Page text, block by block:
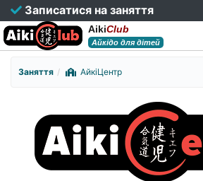
Записатися на заняття
AikiClub
Айкідо для дітей
Заняття АйкіЦентр